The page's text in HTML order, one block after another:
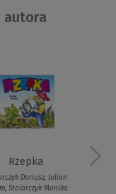
autora
Rzepka
Dariusz, Julian
Stolarczyk Monika